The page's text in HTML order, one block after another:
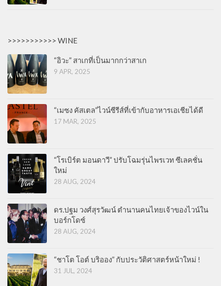
>>>>>>>>>>> WINE
“อิวะ” สาเกที่เป็นมากกว่าสาเก
9 APR, 2025
“เมซง คัสเตล”ไวน์ซีรีส์ที่เข้ากับอาหารเอเชียได้ดี
17 MAR, 2025
“โรเบิร์ต มอนดาวี” ปรับโฉมรุ่นไพรเวท ซีเลคชั่น
ใหม่
28 AUG, 2024
ดร.ปฐม วงศ์สุรวัฒน์ ตำนานคนไทยเจ้าของไวน์ใน
บอร์กโดซ์
28 AUG, 2024
“ชาโต โอต์ บริออง” กับประวัติศาสตร์หน้าใหม่ !
31 JUL, 2024